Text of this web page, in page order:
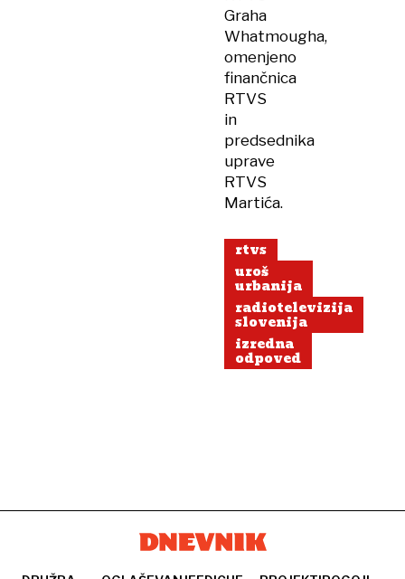
Graha
Whatmougha,
omenjeno
finančnica
RTVS
in
predsednika
uprave
RTVS
Martića.
rtvs
uroš
urbanija
radiotelevizija
slovenija
izredna
odpoved